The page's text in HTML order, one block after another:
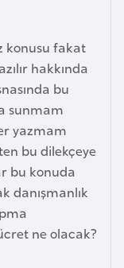
konusu fakat
hakkında
bu
sunmam
yazmam
bu dilekçeye
bu konuda
danışmanlık
ne olacak?